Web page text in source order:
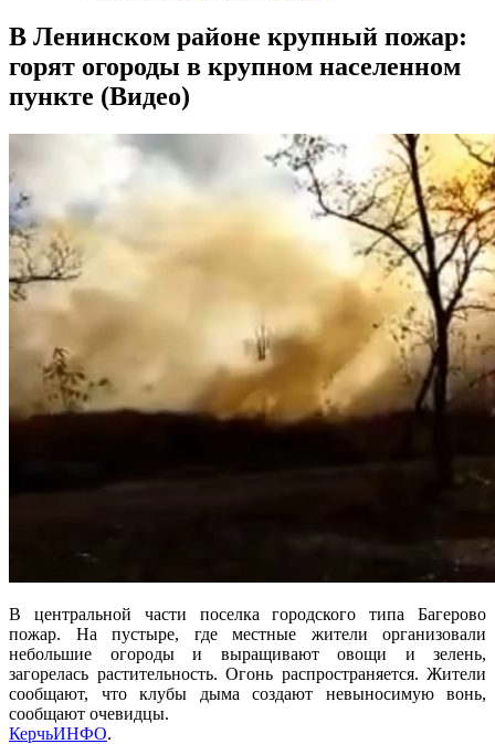
В Ленинском районе крупный пожар:
горят огороды в крупном населенном
пункте (Видео)
В центральной части поселка городского типа Багерово
пожар. На пустыре, где местные жители организовали
небольшие огороды и выращивают овощи и зелень,
загорелась растительность. Огонь распространяется. Жители
сообщают, что клубы дыма создают невыносимую вонь,
сообщают очевидцы.
КерчьИНФО.